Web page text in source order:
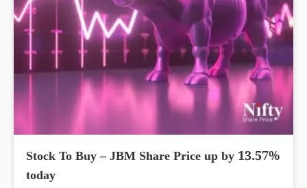
Stock To Buy – JBM Share Price up by 13.57%
today